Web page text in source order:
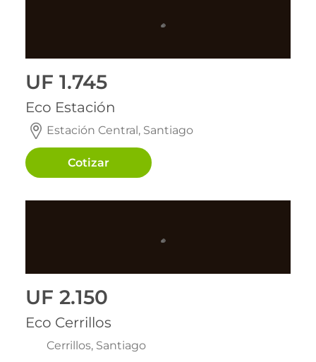
UF 1.745
Eco Estación
Estación Central, Santiago
Cotizar
UF 2.150
Eco Cerrillos
Cerrillos, Santiago